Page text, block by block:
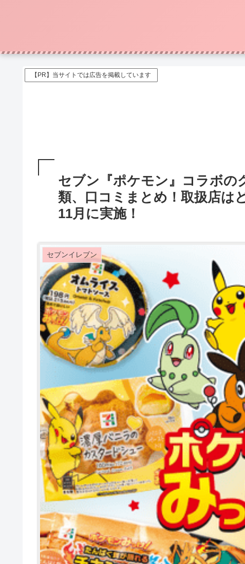
【PR】当サイトでは広告を掲載しています
セブン『ポケモン』コラボの
類、口コミまとめ！取扱店は
11月に実施！
セブンイレブン